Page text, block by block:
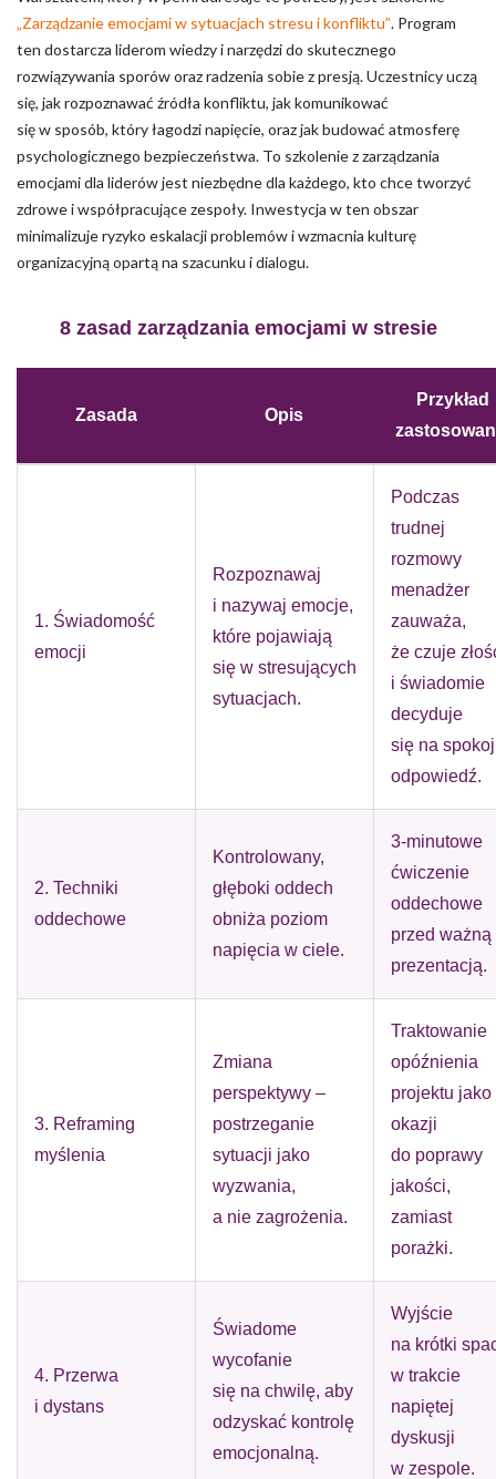
„Zarządzanie emocjami w sytuacjach stresu i konfliktu”. Program
ten dostarcza liderom wiedzy i narzędzi do skutecznego
rozwiązywania sporów oraz radzenia sobie z presją. Uczestnicy uczą
się, jak rozpoznawać źródła konfliktu, jak komunikować
się w sposób, który łagodzi napięcie, oraz jak budować atmosferę
psychologicznego bezpieczeństwa. To szkolenie z zarządzania
emocjami dla liderów jest niezbędne dla każdego, kto chce tworzyć
zdrowe i współpracujące zespoły. Inwestycja w ten obszar
minimalizuje ryzyko eskalacji problemów i wzmacnia kulturę
organizacyjną opartą na szacunku i dialogu.
8 zasad zarządzania emocjami w stresie
Zasada Opis
Przykład
1. Świadomość
emocji
Rozpoznawaj
i nazywaj emocje,
które pojawiają
się w stresujących
sytuacjach.
Podczas
trudnej
rozmowy
menadżer
zauważa,
że czuje
i świadomie
decyduje
się na
odpowiedź.
2. Techniki
oddechowe
Kontrolowany,
głęboki oddech
obniża poziom
napięcia w ciele.
3-minutowe
ćwiczenie
oddechowe
przed ważną
prezentacją.
3. Reframing
myślenia
Zmiana
perspektywy –
postrzeganie
sytuacji jako
wyzwania,
a nie zagrożenia.
Traktowanie
opóźnienia
projektu jako
okazji
do poprawy
jakości,
zamiast
porażki.
4. Przerwa
i dystans
Świadome
wycofanie
się na chwilę, aby
odzyskać kontrolę
emocjonalną.
Wyjście
na krótki
w trakcie
napiętej
dyskusji
w zespole.